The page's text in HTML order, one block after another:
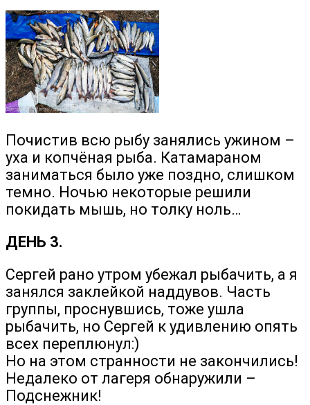
Почистив всю рыбу занялись ужином –
уха и копчёная рыба. Катамараном
заниматься было уже поздно, слишком
темно. Ночью некоторые решили
покидать мышь, но толку ноль…
ДЕНЬ 3.
Сергей рано утром убежал рыбачить, а я
занялся заклейкой наддувов. Часть
группы, проснувшись, тоже ушла
рыбачить, но Сергей к удивлению опять
всех переплюнул:)
Но на этом странности не закончились!
Недалеко от лагеря обнаружили –
Подснежник!